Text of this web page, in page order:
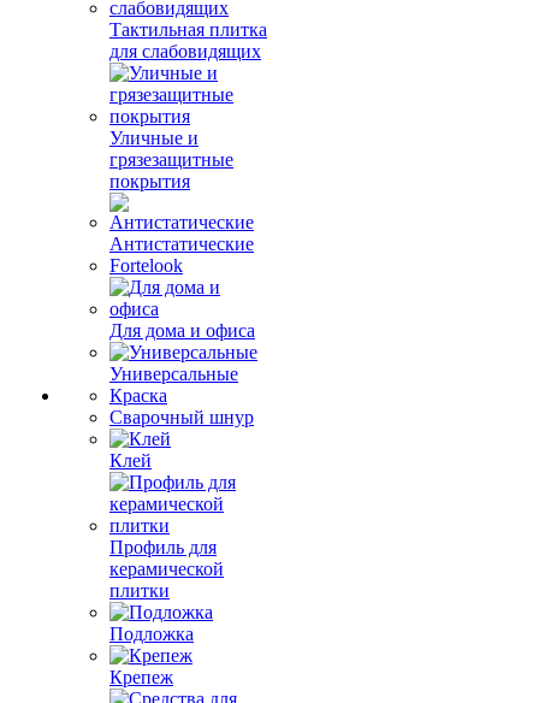
Тактильная плитка
для слабовидящих
Уличные и
грязезащитные
покрытия
Антистатические
Fortelook
Для дома и офиса
Универсальные
Краска
Сварочный шнур
Клей
Профиль для
керамической
плитки
Подложка
Крепеж